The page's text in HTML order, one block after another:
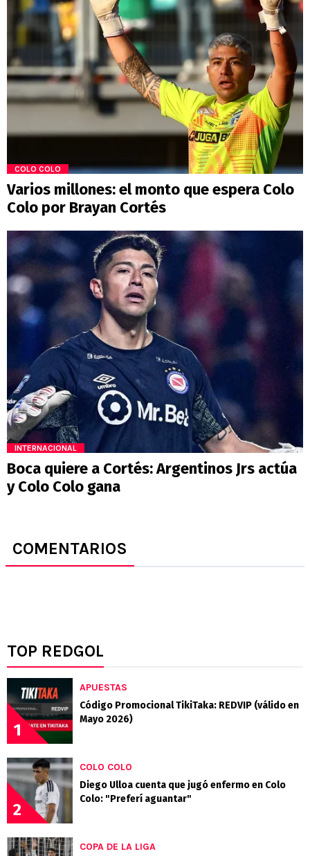
COLO COLO
Varios millones: el monto que espera Colo
Colo por Brayan Cortés
INTERNACIONAL
Boca quiere a Cortés: Argentinos Jrs actúa
y Colo Colo gana
COMENTARIOS
TOP REDGOL
1
APUESTAS
Código Promocional TikiTaka: REDVIP (válido en
Mayo 2026)
2
COLO COLO
Diego Ulloa cuenta que jugó enfermo en Colo
Colo: "Preferí aguantar"
COPA DE LA LIGA